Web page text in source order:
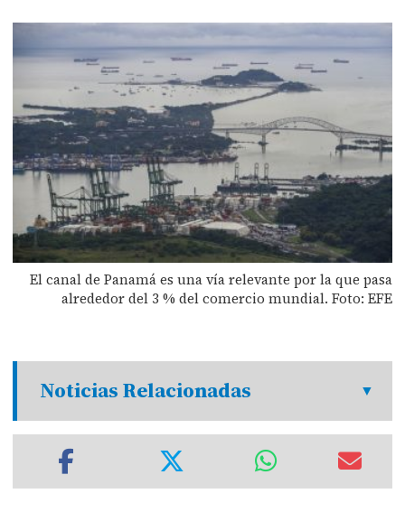
El canal de Panamá es una vía relevante por la que pasa
alrededor del 3 % del comercio mundial. Foto: EFE
Noticias Relacionadas